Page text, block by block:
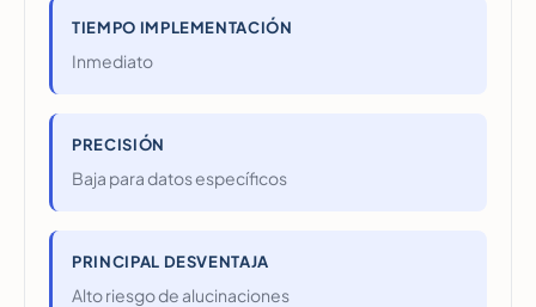
TIEMPO IMPLEMENTACIÓN
Inmediato
PRECISIÓN
Baja para datos específicos
PRINCIPAL DESVENTAJA
Alto riesgo de alucinaciones